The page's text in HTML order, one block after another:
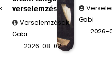
verselemzés
Verselemzések
Gabi
2026-08-02
Gabi
2026-